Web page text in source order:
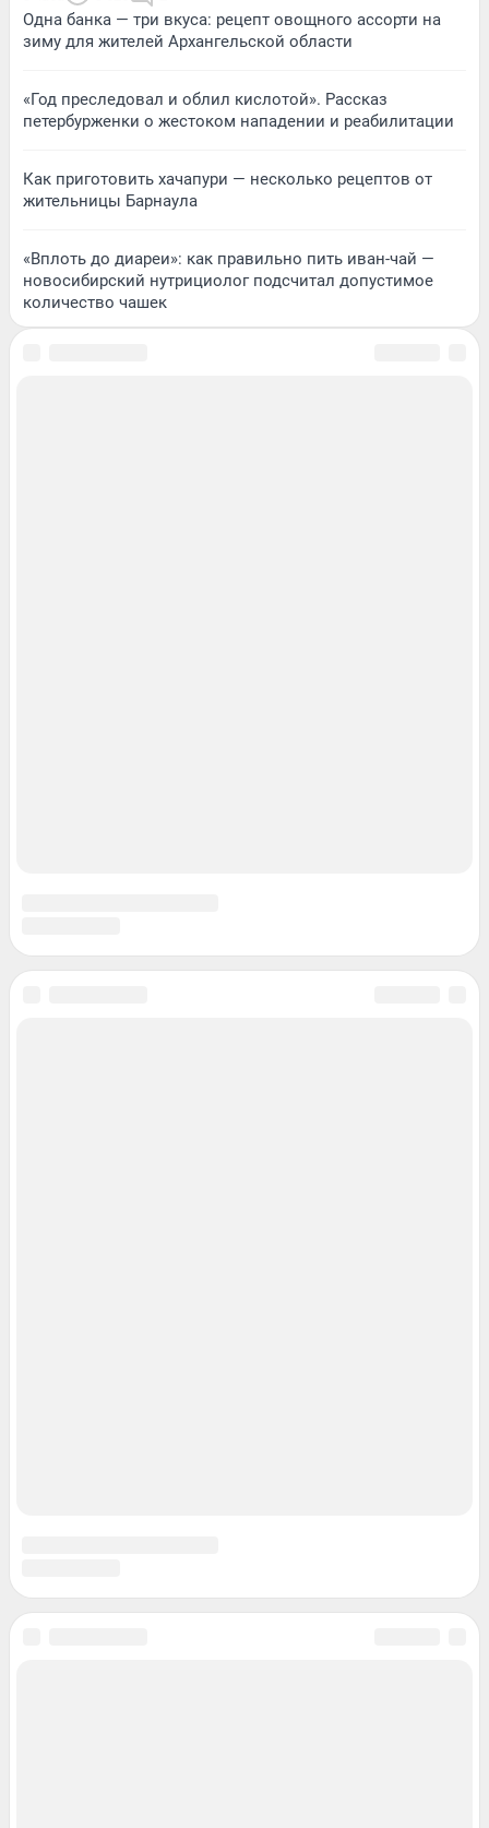
Одна банка — три вкуса: рецепт овощного ассорти на
зиму для жителей Архангельской области
«Год преследовал и облил кислотой». Рассказ
петербурженки о жестоком нападении и реабилитации
Как приготовить хачапури — несколько рецептов от
жительницы Барнаула
«Вплоть до диареи»: как правильно пить иван-чай —
новосибирский нутрициолог подсчитал допустимое
количество чашек